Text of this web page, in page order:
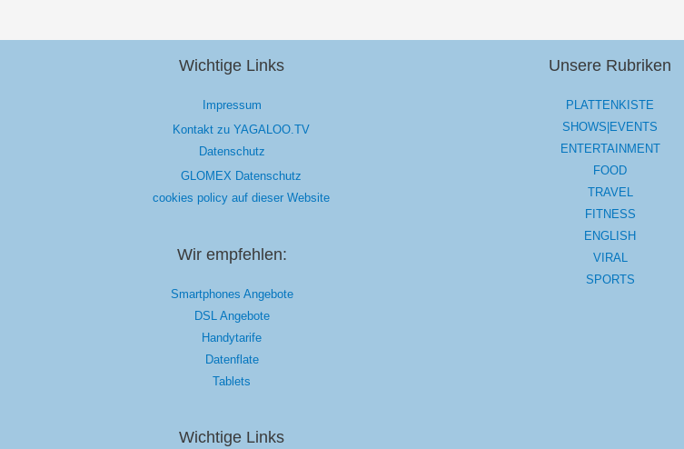
Wichtige Links
Impressum
Kontakt zu YAGALOO.TV
Datenschutz
GLOMEX Datenschutz
cookies policy auf dieser Website
Wir empfehlen:
Smartphones Angebote
DSL Angebote
Handytarife
Datenflate
Tablets
Wichtige Links
Unsere Rubriken
PLATTENKISTE
SHOWS|EVENTS
ENTERTAINMENT
FOOD
TRAVEL
FITNESS
ENGLISH
VIRAL
SPORTS